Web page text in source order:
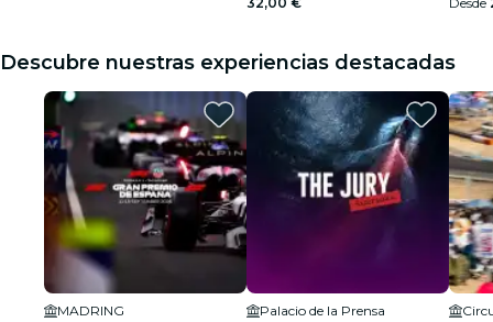
Descubre nuestras experiencias destacadas
MADRING
Palacio de la Prensa